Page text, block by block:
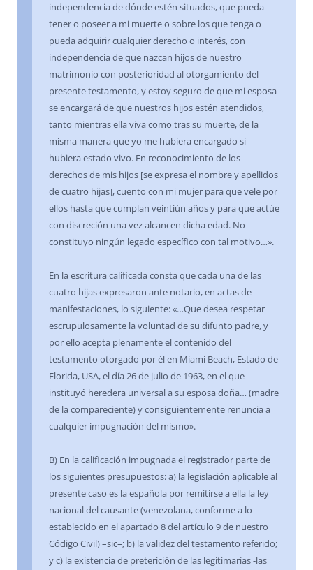
independencia de dónde estén situados, que pueda
tener o poseer a mi muerte o sobre los que tenga o
pueda adquirir cualquier derecho o interés, con
independencia de que nazcan hijos de nuestro
matrimonio con posterioridad al otorgamiento del
presente testamento, y estoy seguro de que mi esposa
se encargará de que nuestros hijos estén atendidos,
tanto mientras ella viva como tras su muerte, de la
misma manera que yo me hubiera encargado si
hubiera estado vivo. En reconocimiento de los
derechos de mis hijos [se expresa el nombre y apellidos
de cuatro hijas], cuento con mi mujer para que vele por
ellos hasta que cumplan veintiún años y para que actúe
con discreción una vez alcancen dicha edad. No
constituyo ningún legado específico con tal motivo…».
En la escritura calificada consta que cada una de las
cuatro hijas expresaron ante notario, en actas de
manifestaciones, lo siguiente: «…Que desea respetar
escrupulosamente la voluntad de su difunto padre, y
por ello acepta plenamente el contenido del
testamento otorgado por él en Miami Beach, Estado de
Florida, USA, el día 26 de julio de 1963, en el que
instituyó heredera universal a su esposa doña… (madre
de la compareciente) y consiguientemente renuncia a
cualquier impugnación del mismo».
B) En la calificación impugnada el registrador parte de
los siguientes presupuestos: a) la legislación aplicable al
presente caso es la española por remitirse a ella la ley
nacional del causante (venezolana, conforme a lo
establecido en el apartado 8 del artículo 9 de nuestro
Código Civil) –sic–; b) la validez del testamento referido;
y c) la existencia de preterición de las legitimarías -las